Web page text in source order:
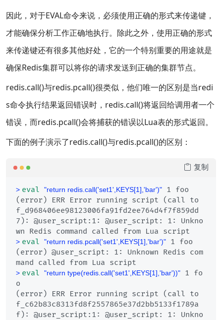
因此，对于EVAL命令来说，必须使用正确的形式来传递键，
才能确保分析工作正确地执行。除此之外，使用正确的形式
来传递键还有很多其他好处，它的一个特别重要的用途就是
确保Redis集群可以将你的请求发送到正确的集群节点。
redis.call()与redis.pcall()很类似，他们唯一的区别是当redi
s命令执行结果返回错误时，redis.call()将返回给调用者一个
错误，而redis.pcall()会将捕获的错误以Lua表的形式返回。
下面的例子演示了redis.call()与redis.pcall()的区别：
> eval "return redis.call('set1',KEYS[1],'bar')" 1 foo
(error) ERR Error running script (call to
f_d968406ee98123006fa91fd2ee764d4f7f859dd
7): @user_script:1: @user_script: 1: Unkno
> eval "return redis.pcall('set1',KEYS[1],'bar')" 1 foo
(error) @user_script: 1: Unknown Redis com
> eval "return type(redis.call('set1',KEYS[1],'bar'))" 1 fo
o
(error) ERR Error running script (call to
f_c62b83c8313fd8f2557865e37d2bb5133f1789a
f): @user_script:1: @user_script: 1: Unkno
复制